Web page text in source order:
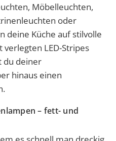
Möbelleuchten,
oder
deine Küche auf stilvolle
LED-Stripes
du deiner
hinaus einen
– fett- und